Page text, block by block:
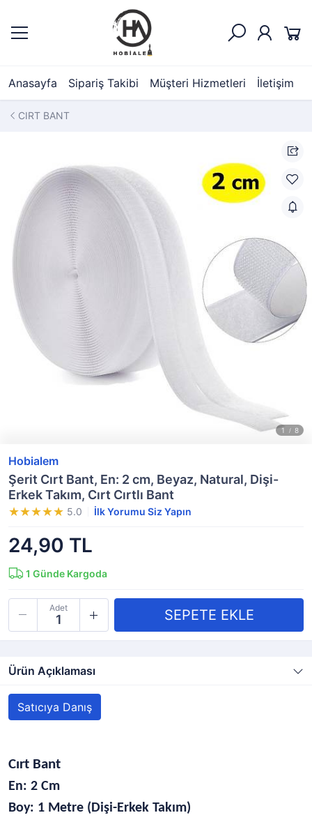
Anasayfa Sipariş Takibi Müşteri Hizmetleri İletişim
CIRT BANT
Hobialem
Şerit Cırt Bant, En: 2 cm, Beyaz, Natural, Dişi-
Erkek Takım, Cırt Cırtlı Bant
5.0 İlk Yorumu Siz Yapın
24,90 TL
1 Günde Kargoda
Adet
Ürün Açıklaması
Satıcıya Danış
Cırt Bant
En: 2 Cm
Boy: 1 Metre (Dişi-Erkek Takım)